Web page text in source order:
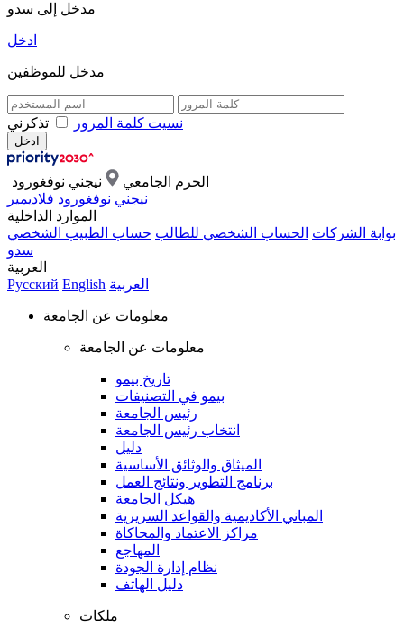
مدخل إلى سدو
ادخل
مدخل للموظفين
نسيت كلمة المرور تذكرني
الحرم الجامعي
نيجني نوفغورود
نيجني نوفغورود فلاديمير
الموارد الداخلية
بوابة الشركات الحساب الشخصي للطالب حساب الطبيب الشخصي
سدو
العربية
Русский English العربية
معلومات عن الجامعة
معلومات عن الجامعة
تاريخ بيمو
بيمو في التصنيفات
رئيس الجامعة
انتخاب رئيس الجامعة
دليل
الميثاق والوثائق الأساسية
برنامج التطوير ونتائج العمل
هيكل الجامعة
المباني الأكاديمية والقواعد السريرية
مراكز الاعتماد والمحاكاة
المهاجع
نظام إدارة الجودة
دليل الهاتف
ملكات